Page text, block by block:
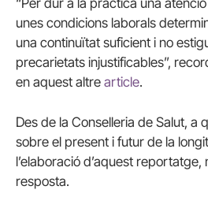
“Per dur a la pràctica una
unes condicions laborals
una continuïtat suficient i no
precarietats injustificables”,
en aquest altre article.
Des de la Conselleria de Salut, a
sobre el present i futur de la
l’elaboració d’aquest reportatge,
resposta.